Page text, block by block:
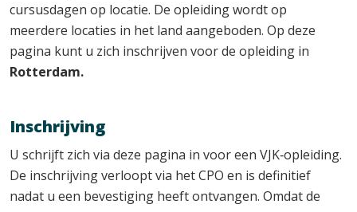
cursusdagen op locatie. De opleiding wordt op
meerdere locaties in het land aangeboden. Op deze
pagina kunt u zich inschrijven voor de opleiding in
Rotterdam.
Inschrijving
U schrijft zich via deze pagina in voor een VJK‑opleiding.
De inschrijving verloopt via het CPO en is definitief
nadat u een bevestiging heeft ontvangen. Omdat de